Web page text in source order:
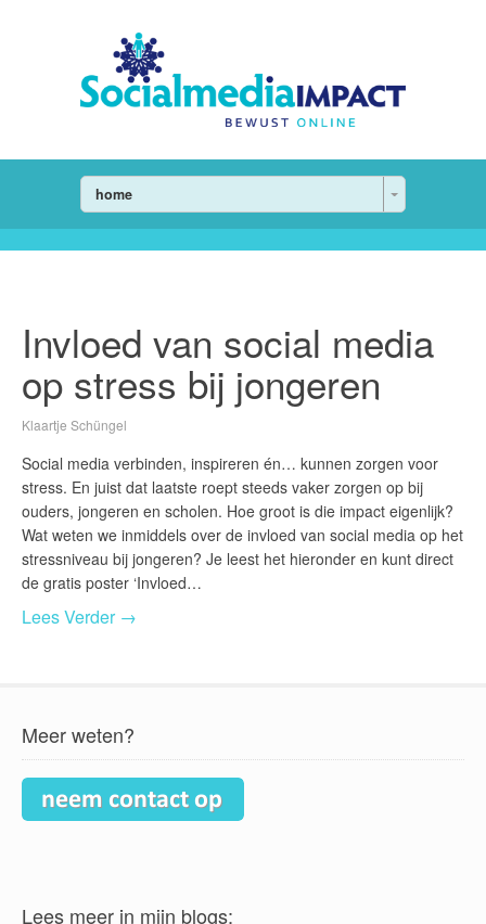
home
Invloed van social media
op stress bij jongeren
Klaartje Schüngel
Social media verbinden, inspireren én… kunnen zorgen voor
stress. En juist dat laatste roept steeds vaker zorgen op bij
ouders, jongeren en scholen. Hoe groot is die impact eigenlijk?
Wat weten we inmiddels over de invloed van social media op het
stressniveau bij jongeren? Je leest het hieronder en kunt direct
de gratis poster ‘Invloed…
Lees Verder →
Meer weten?
Lees meer in mijn blogs: